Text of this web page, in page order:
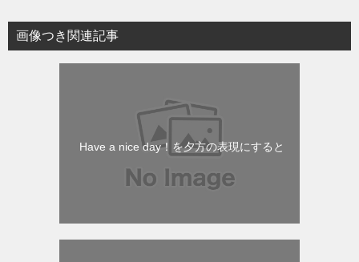
画像つき関連記事
Have a nice day！を夕方の表現にすると